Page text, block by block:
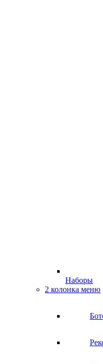
Наборы
2 колонка меню